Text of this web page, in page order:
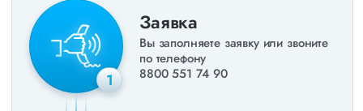
1
Заявка
Вы заполняете заявку или звоните
по телефону
8800 551 74 90